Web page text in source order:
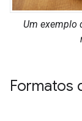
Um exemplo
Formatos